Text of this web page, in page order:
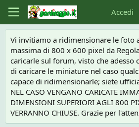
Accedi
Vi invitiamo a ridimensionare le foto
massima di 800 x 600 pixel da
caricarle sul forum, visto che adesso
di caricare le miniature nel caso
capace di ridimensionarle; siete
NEL CASO VENGANO CARICATE
DIMENSIONI SUPERIORI AGLI 800
VERRANNO CHIUSE. Grazie per